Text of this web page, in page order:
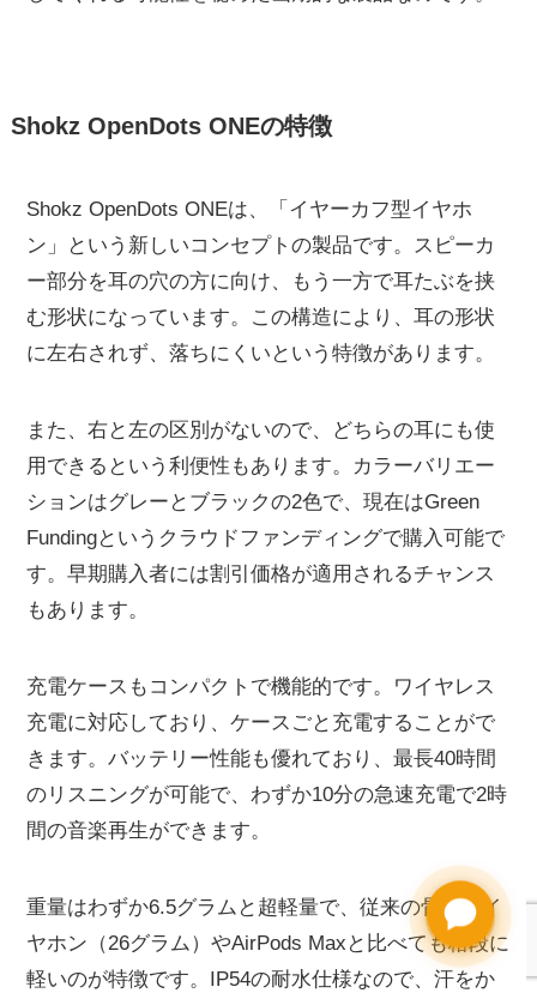
Shokz OpenDots ONEの特徴
Shokz OpenDots ONEは、「イヤーカフ型イヤホ
ン」という新しいコンセプトの製品です。スピーカ
ー部分を耳の穴の方に向け、もう一方で耳たぶを挟
む形状になっています。この構造により、耳の形状
に左右されず、落ちにくいという特徴があります。
また、右と左の区別がないので、どちらの耳にも使
用できるという利便性もあります。カラーバリエー
ションはグレーとブラックの2色で、現在はGreen
Fundingというクラウドファンディングで購入可能で
す。早期購入者には割引価格が適用されるチャンス
もあります。
充電ケースもコンパクトで機能的です。ワイヤレス
充電に対応しており、ケースごと充電することがで
きます。バッテリー性能も優れており、最長40時間
のリスニングが可能で、わずか10分の急速充電で2時
間の音楽再生ができます。
重量はわずか6.5グラムと超軽量で、従来の骨伝導イ
ヤホン（26グラム）やAirPods Maxと比べても格段に
軽いのが特徴です。IP54の耐水仕様なので、汗をか